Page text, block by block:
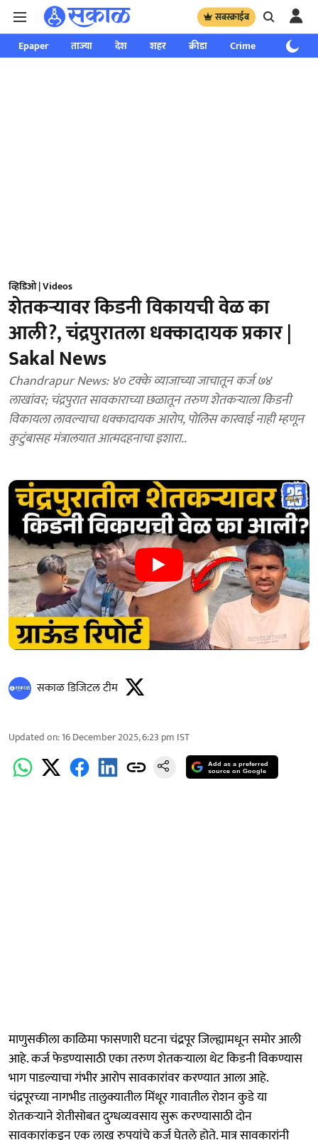
सबस्क्राईब
Epaper ताज्या देश शहर क्रीडा Crime साप्ताहिक
व्हिडिओ | Videos
शेतकऱ्यावर किडनी विकायची वेळ का
आली?, चंद्रपुरातला धक्कादायक प्रकार |
Sakal News
Chandrapur News: ४० टक्के व्याजाच्या जाचातून कर्ज ७४
लाखांवर; चंद्रपुरात सावकाराच्या छळातून तरुण शेतकऱ्याला किडनी
विकायला लावल्याचा धक्कादायक आरोप, पोलिस कारवाई नाही म्हणून
कुटुंबासह मंत्रालयात आत्मदहनाचा इशारा..
सकाळ डिजिटल टीम
Updated on:16 December 2025, 6:23 pm IST
Add as a preferred
source on Google
माणुसकीला काळिमा फासणारी घटना चंद्रपूर जिल्ह्यामधून समोर आली
आहे. कर्ज फेडण्यासाठी एका तरुण शेतकऱ्याला थेट किडनी विकण्यास
भाग पाडल्याचा गंभीर आरोप सावकारांवर करण्यात आला आहे.
चंद्रपूरच्या नागभीड तालुक्यातील मिंथूर गावातील रोशन कुडे या
शेतकऱ्याने शेतीसोबत दुग्धव्यवसाय सुरू करण्यासाठी दोन
सावकारांकडून एक लाख रुपयांचे कर्ज घेतले होते. मात्र सावकारांनी